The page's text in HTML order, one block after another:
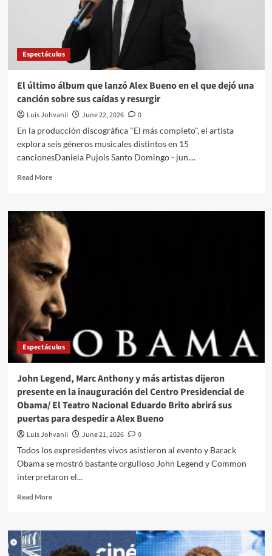
Espectáculos
El último álbum que lanzó Alex Bueno en el que dejó una
canción sobre sus caídas y resurgir
Luis Johvanil June 22, 2026
0
En la producción discográfica "El más completo", el artista
explora seis géneros musicales distintos en 15
cancionesDaniela Pujols Santo Domingo - jun....
Read More
Espectáculos
John Legend, Marc Anthony y más artistas dijeron
presente en la inauguración del Centro Presidencial de
Obama/ El Teatro Nacional Eduardo Brito abrirá sus
puertas para despedir a Alex Bueno
Luis Johvanil June 21, 2026
0
Todos los expresidentes vivos asistieron al evento y Barack
Obama se mostró bastante orgulloso John Legend y Common
interpretaron el...
Read More